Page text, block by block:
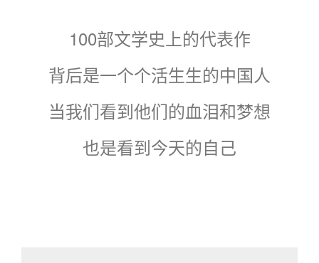
100部文学史上的代表作
背后是一个个活生生的中国人
当我们看到他们的血泪和梦想
也是看到今天的自己